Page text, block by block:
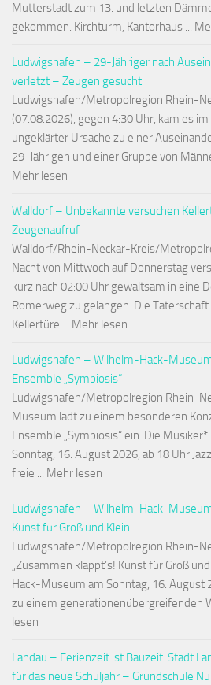
Mutterstadt zum 13. und letzten
gekommen. Kirchturm, Kantorhaus ...
Ludwigshafen – 29-Jähriger nach
verletzt – Zeugen gesucht
Ludwigshafen/Metropolregion Rhein-
(07.08.2026), gegen 4:30 Uhr, kam es
ungeklärter Ursache zu einer
29-Jährigen und einer Gruppe von
Mehr lesen
Walldorf – Unbekannte versuchen
Zeugenaufruf
Walldorf/Rhein-Neckar-Kreis/
Nacht von Mittwoch auf Donnerstag
kurz nach 02:00 Uhr gewaltsam in eine
Römerweg zu gelangen. Die
Kellertüre ... Mehr lesen
Ludwigshafen – Wilhelm-Hack-
Ensemble „Symbiosis“
Ludwigshafen/Metropolregion Rhein-
Museum lädt zu einem besonderen
Ensemble „Symbiosis“ ein. Die
Sonntag, 16. August 2026, ab 18 Uhr
freie ... Mehr lesen
Ludwigshafen – Wilhelm-Hack-
Kunst für Groß und Klein
Ludwigshafen/Metropolregion Rhein-
„Zusammen klappt’s! Kunst für Groß
Hack-Museum am Sonntag, 16. August
zu einem generationenübergreifenden
lesen
Landau – Ferienzeit ist Bauzeit: Stadt
für das neue Schuljahr – Grundschule